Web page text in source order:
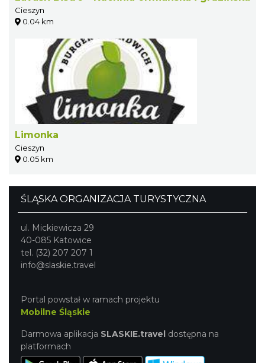
Cieszyn
0.04 km
Limonka
Cieszyn
0.05 km
ŚLĄSKA ORGANIZACJA TURYSTYCZNA
ul. Mickiewicza 29
40-085 Katowice
tel. (32) 207 207 1
info@slaskie.travel
Portal powstał w ramach projektu
Mobilne Śląskie
Darmowa aplikacja SLASKIE.travel dostępna na
platformach